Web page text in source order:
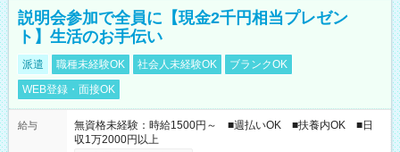
説明会参加で全員に【現金2千円相当プレゼン
ト】生活のお手伝い
派遣 職種未経験OK 社会人未経験OK
ブランクOK
WEB登録・面接OK
給与
無資格未経験：時給1500円～ ■週払いOK ■扶養内OK ■日
収1万2000円以上